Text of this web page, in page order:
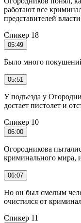
работают все
представителей
Спикер 18
05:49
Было много
05:51
У подъезда у
достает пистолет и
Спикер 10
06:00
Огородникова
криминального мира,
06:07
Но он был смелым
очистился от
Спикер 11